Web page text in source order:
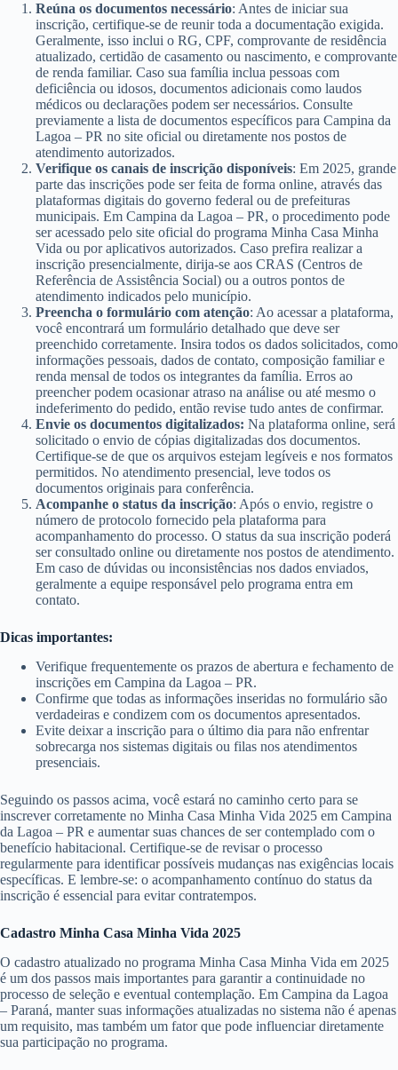
Reúna os documentos necessário: Antes de iniciar sua
inscrição, certifique-se de reunir toda a documentação exigida.
Geralmente, isso inclui o RG, CPF, comprovante de residência
atualizado, certidão de casamento ou nascimento, e comprovante
de renda familiar. Caso sua família inclua pessoas com
deficiência ou idosos, documentos adicionais como laudos
médicos ou declarações podem ser necessários. Consulte
previamente a lista de documentos específicos para Campina da
Lagoa – PR no site oficial ou diretamente nos postos de
atendimento autorizados.
Verifique os canais de inscrição disponíveis: Em 2025, grande
parte das inscrições pode ser feita de forma online, através das
plataformas digitais do governo federal ou de prefeituras
municipais. Em Campina da Lagoa – PR, o procedimento pode
ser acessado pelo site oficial do programa Minha Casa Minha
Vida ou por aplicativos autorizados. Caso prefira realizar a
inscrição presencialmente, dirija-se aos CRAS (Centros de
Referência de Assistência Social) ou a outros pontos de
atendimento indicados pelo município.
Preencha o formulário com atenção: Ao acessar a plataforma,
você encontrará um formulário detalhado que deve ser
preenchido corretamente. Insira todos os dados solicitados, como
informações pessoais, dados de contato, composição familiar e
renda mensal de todos os integrantes da família. Erros ao
preencher podem ocasionar atraso na análise ou até mesmo o
indeferimento do pedido, então revise tudo antes de confirmar.
Envie os documentos digitalizados: Na plataforma online, será
solicitado o envio de cópias digitalizadas dos documentos.
Certifique-se de que os arquivos estejam legíveis e nos formatos
permitidos. No atendimento presencial, leve todos os
documentos originais para conferência.
Acompanhe o status da inscrição: Após o envio, registre o
número de protocolo fornecido pela plataforma para
acompanhamento do processo. O status da sua inscrição poderá
ser consultado online ou diretamente nos postos de atendimento.
Em caso de dúvidas ou inconsistências nos dados enviados,
geralmente a equipe responsável pelo programa entra em
contato.
Dicas importantes:
Verifique frequentemente os prazos de abertura e fechamento de
inscrições em Campina da Lagoa – PR.
Confirme que todas as informações inseridas no formulário são
verdadeiras e condizem com os documentos apresentados.
Evite deixar a inscrição para o último dia para não enfrentar
sobrecarga nos sistemas digitais ou filas nos atendimentos
presenciais.
Seguindo os passos acima, você estará no caminho certo para se
inscrever corretamente no Minha Casa Minha Vida 2025 em Campina
da Lagoa – PR e aumentar suas chances de ser contemplado com o
benefício habitacional. Certifique-se de revisar o processo
regularmente para identificar possíveis mudanças nas exigências locais
específicas. E lembre-se: o acompanhamento contínuo do status da
inscrição é essencial para evitar contratempos.
Cadastro Minha Casa Minha Vida 2025
O cadastro atualizado no programa Minha Casa Minha Vida em 2025
é um dos passos mais importantes para garantir a continuidade no
processo de seleção e eventual contemplação. Em Campina da Lagoa
– Paraná, manter suas informações atualizadas no sistema não é apenas
um requisito, mas também um fator que pode influenciar diretamente
sua participação no programa.